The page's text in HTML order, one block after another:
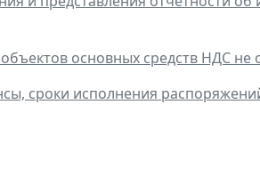
основных средств НДС не
сроки исполнения